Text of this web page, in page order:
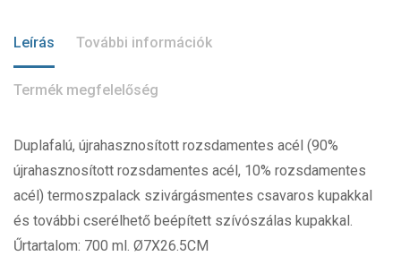
Leírás További információk
Termék megfelelőség
Duplafalú, újrahasznosított rozsdamentes acél (90%
újrahasznosított rozsdamentes acél, 10% rozsdamentes
acél) termoszpalack szivárgásmentes csavaros kupakkal
és további cserélhető beépített szívószálas kupakkal.
Űrtartalom: 700 ml. Ø7X26.5CM